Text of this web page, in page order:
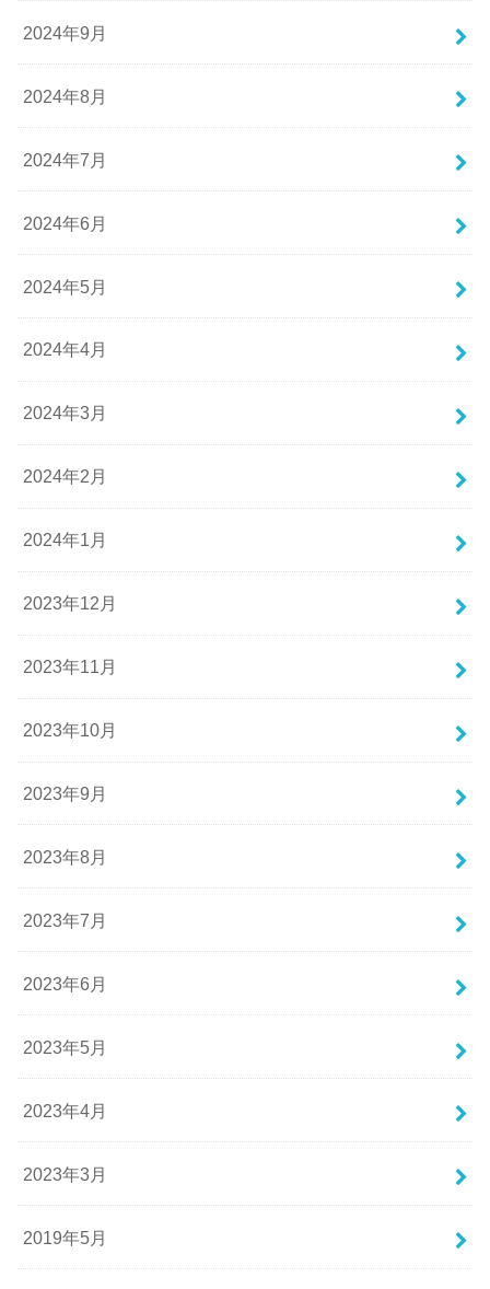
2024年9月
2024年8月
2024年7月
2024年6月
2024年5月
2024年4月
2024年3月
2024年2月
2024年1月
2023年12月
2023年11月
2023年10月
2023年9月
2023年8月
2023年7月
2023年6月
2023年5月
2023年4月
2023年3月
2019年5月